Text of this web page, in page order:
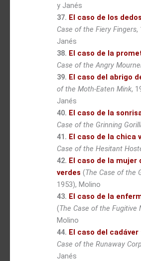
y Janés
37. El caso de los
Case of the Fiery Fingers,
Janés
38. El caso de la
Case of the Angry
39. El caso del abrigo
of the Moth-Eaten Mink,
Janés
40. El caso de la
Case of the Grinning
41. El caso de la chica
Case of the Hesitant
42. El caso de la mujer
verdes (The Case of the
1953), Molino
43. El caso de la
(The Case of the Fugitive
Molino
44. El caso del
Case of the Runaway
Janés